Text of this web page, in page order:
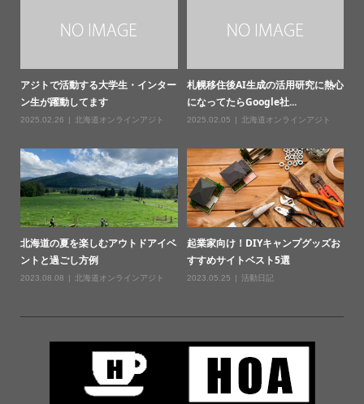
アジトで活動する大学生・インター
ン生が躍動してます
2025.02.26 北海道オンラインアジト
札幌移住後AI生成の活用研究に熱心
になってたらGoogle社...
2025.02.05 北海道オンラインアジト
北海道の夏を楽しむアウトドアイベ
ントと過ごし方例
2023.08.08 北海道オンラインアジト
起業家向け！DIYキャンプグッズお
すすめサイトベスト5選
2023.05.25 活動日記